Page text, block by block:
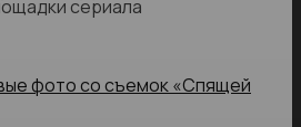
сериала
фото со съемок «Спящей